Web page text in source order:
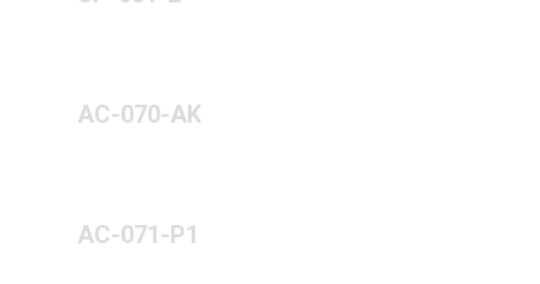
AC-070-AK
AC-071-P1